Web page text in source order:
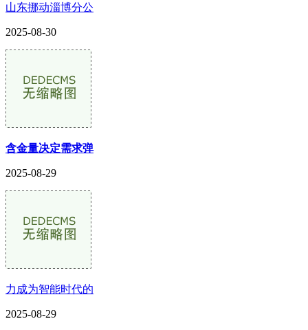
山东挪动淄博分公
2025-08-30
含金量决定需求弹
2025-08-29
力成为智能时代的
2025-08-29